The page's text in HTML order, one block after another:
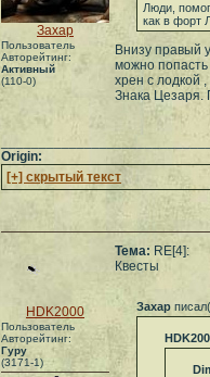
Захар
Пользователь
Авторейтинг:
Активный
(110-0)
Люди,
как в форт
Внизу правый
можно
хрен с лодкой
Знака Цезаря.
Origin:
[+] скрытый текст
HDK2000
Пользователь
Авторейтинг:
Гуру
(3171-1)
Тема: RE[4]:
Квесты
Захар